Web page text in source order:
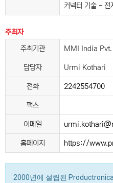
커넥터 기술 - 전
주최자
주최기관
MMI India
담당자 Urmi Kothari
전화 2242554700
팩스
이메일
홈페이지 https://
2000년에 설립된